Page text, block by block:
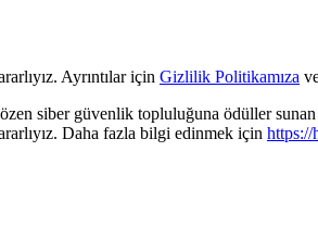
Ayrıntılar için Gizlilik Politikamıza
siber güvenlik topluluğuna ödüller
Daha fazla bilgi edinmek için https://